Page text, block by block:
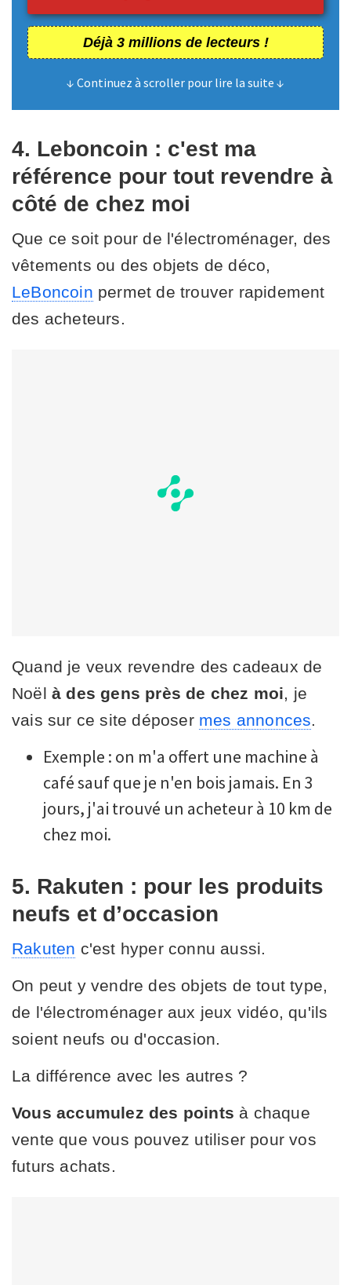
Déjà 3 millions de lecteurs !
↓ Continuez à scroller pour lire la suite ↓
4. Leboncoin : c'est ma
référence pour tout revendre à
côté de chez moi
Que ce soit pour de l'électroménager, des
vêtements ou des objets de déco,
LeBoncoin permet de trouver rapidement
des acheteurs.
Quand je veux revendre des cadeaux de
Noël à des gens près de chez moi , je
vais sur ce site déposer mes annonces
Exemple : on m'a offert une machine à
café sauf que je n'en bois jamais. En 3
jours, j'ai trouvé un acheteur à 10 km de
chez moi.
5. Rakuten : pour les produits
neufs et d’occasion
Rakuten c'est hyper connu aussi.
On peut y vendre des objets de tout type,
de l'électroménager aux jeux vidéo, qu'ils
soient neufs ou d'occasion.
La différence avec les autres ?
Vous accumulez des points à chaque
vente que vous pouvez utiliser pour vos
futurs achats.